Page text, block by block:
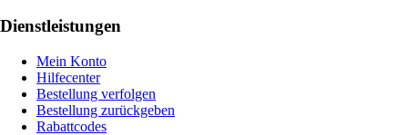
Dienstleistungen
Mein Konto
Hilfecenter
Bestellung verfolgen
Bestellung zurückgeben
Rabattcodes